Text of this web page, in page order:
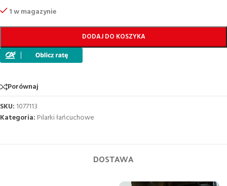
1 w magazynie
DODAJ DO KOSZYKA
Porównaj
SKU: 1077113
Kategoria: Pilarki łańcuchowe
DOSTAWA